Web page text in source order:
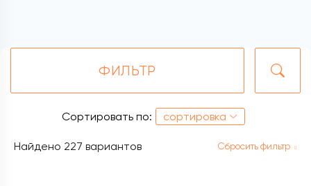
ФИЛЬТР
Найдено 227 вариантов Сбросить фильтр
Сортировать по: сортировка